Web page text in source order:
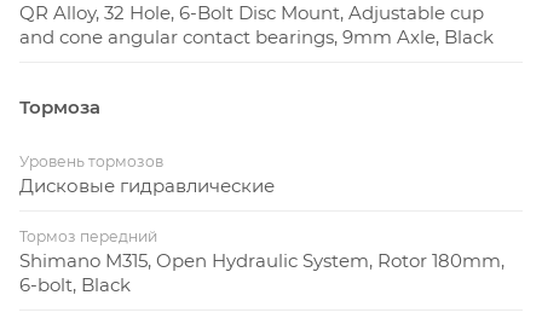
QR Alloy, 32 Hole, 6-Bolt Disc Mount, Adjustable cup
and cone angular contact bearings, 9mm Axle, Black
Тормоза
Уровень тормозов
Дисковые гидравлические
Тормоз передний
Shimano M315, Open Hydraulic System, Rotor 180mm,
6-bolt, Black